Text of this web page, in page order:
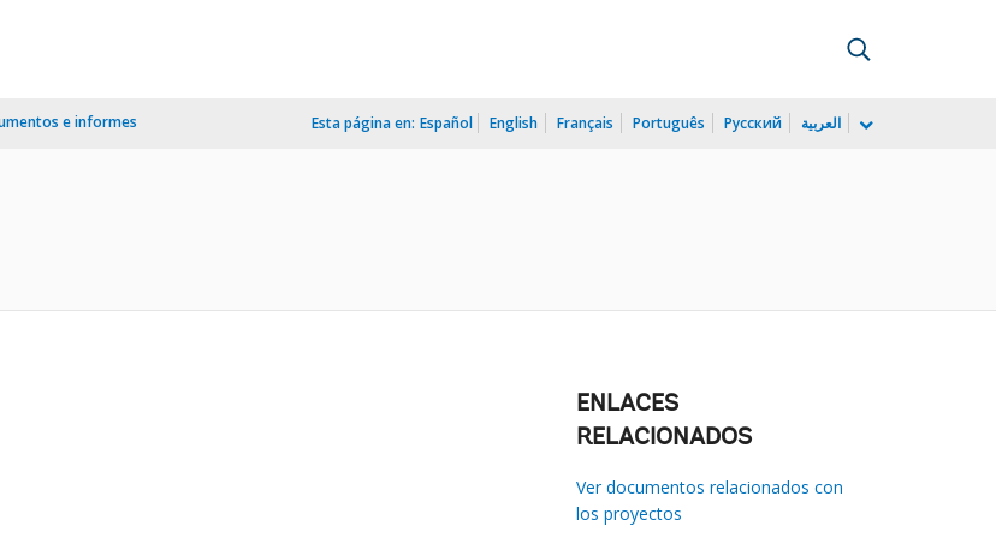
e informes Esta página en: Español English Français Português Русский العربية
ENLACES
RELACIONADOS
Ver documentos relacionados con
los proyectos